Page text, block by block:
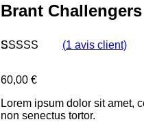
Brant
basé sur
client
(1 avis client)
60,00 €
Lorem ipsum dolor sit amet,
non senectus tortor.